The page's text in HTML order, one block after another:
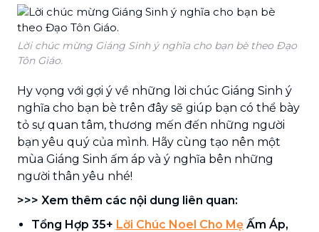
Lời chúc mừng Giáng Sinh ý nghĩa cho bạn bè theo Đạo
Tôn Giáo.
Hy vọng với gợi ý về những lời chúc Giáng Sinh ý
nghĩa cho bạn bè trên đây sẽ giúp bạn có thể bày
tỏ sự quan tâm, thương mến đến những người
bạn yêu quý của mình. Hãy cùng tạo nên một
mùa Giáng Sinh ấm áp và ý nghĩa bên những
người thân yêu nhé!
>>> Xem thêm các nội dung liên quan:
Tổng Hợp 35+ Lời Chúc Noel Cho Mẹ Ấm Áp,